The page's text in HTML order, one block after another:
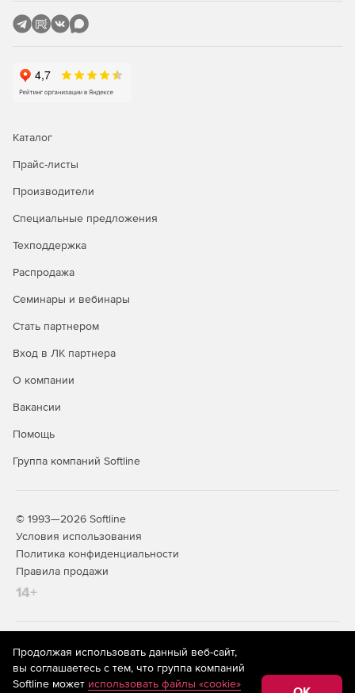
Каталог
Прайс-листы
Производители
Специальные предложения
Техподдержка
Распродажа
Семинары и вебинары
Стать партнером
Вход в ЛК партнера
О компании
Вакансии
Помощь
Группа компаний Softline
© 1993—2026 Softline
Условия использования
Политика конфиденциальности
Правила продажи
14+
На информационном ресурсе store.softline.ru применяются
рекомендательные технологии
(информационные технологии
предоставления информации на основе сбора,
систематизации и анализа сведений, относящихся к
Продолжая использовать данный веб-сайт,
вы соглашаетесь с тем, что группа компаний
Softline может использовать файлы «cookie»